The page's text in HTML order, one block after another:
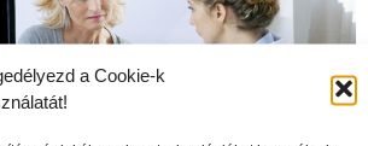
a Cookie-k